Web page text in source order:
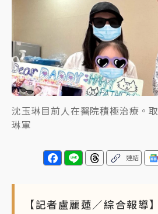
駁 理由曝光
故宮《龍藏經》特展第2檔！今
周六起展出延長至晚上7時
台東農業處長涉圖利渡假村！東
押庭
父親節泡湯了！中颱白海豚雨彈
雨熱區曝
沈玉琳目前人在醫院積極治療。
琳軍
連結
【記者盧麗蓮／綜合報導